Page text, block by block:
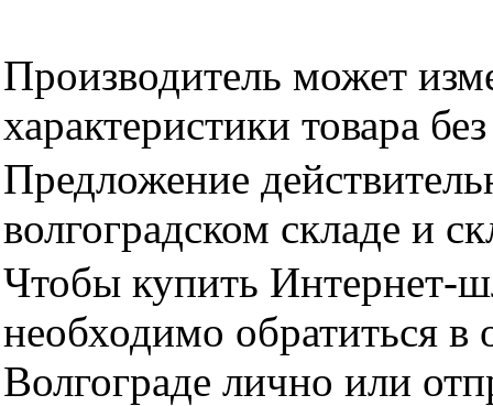
Производитель может
характеристики товара
Предложение
волгоградском складе и
Чтобы купить Интернет-
необходимо
Волгограде лично или